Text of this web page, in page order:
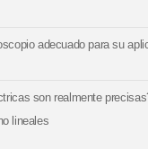
adecuado para su
son realmente
lineales